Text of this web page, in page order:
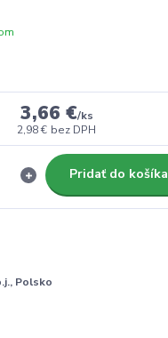
3,66 €/ks
2,98 € bez DPH
Pridať do košíka
Polsko